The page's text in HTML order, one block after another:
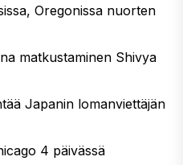
Oregonissa nuorten
matkustaminen Shivya
Japanin lomanviettäjän
4 päivässä